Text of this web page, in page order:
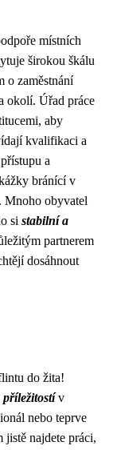
místních
širokou škálu
o zaměstnání
okolí. Úřad práce
aby
kvalifikaci a
a
bránící v
Mnoho obyvatel
si stabilní a
partnerem
dosáhnout
do žita!
v
nebo teprve
jistě najdete práci,